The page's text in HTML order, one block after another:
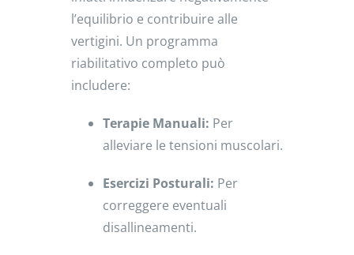
l’equilibrio e contribuire alle
vertigini. Un programma
riabilitativo completo può
includere:
Terapie Manuali: Per
alleviare le tensioni muscolari.
Esercizi Posturali: Per
correggere eventuali
disallineamenti.